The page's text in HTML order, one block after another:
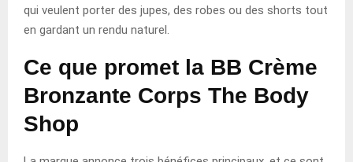
qui veulent porter des jupes, des robes ou des shorts tout
en gardant un rendu naturel.
Ce que promet la BB Crème
Bronzante Corps The Body
Shop